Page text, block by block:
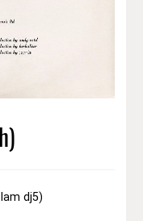
dj5)